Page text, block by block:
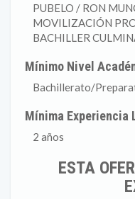
PUBELO / RON
MOVILIZACIÓN
BACHILLER
Mínimo Nivel
Bachillerato/
Mínima Experiencia
2 años
ESTA